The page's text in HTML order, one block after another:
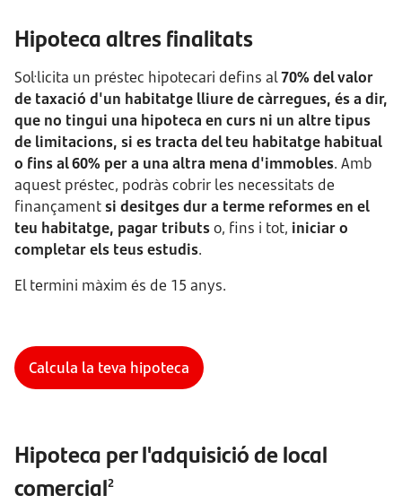
Hipoteca altres finalitats
Sol·licita un préstec hipotecari defins al70% del valor
de taxació d'un habitatge lliure de càrregues, és a dir,
que no tingui una hipoteca en curs ni un altre tipus
de limitacions, si es tracta del teu habitatge habitual
o fins al 60% per a una altra mena d'immobles. Amb
aquest préstec, podràs cobrir les necessitats de
finançamentsi desitges dur a terme reformes en el
teu habitatge, pagar tributso, fins i tot, iniciar o
completar els teus estudis.
El termini màxim és de 15 anys.
Calcula la teva hipoteca
Hipoteca per l'adquisició de local
comercial2